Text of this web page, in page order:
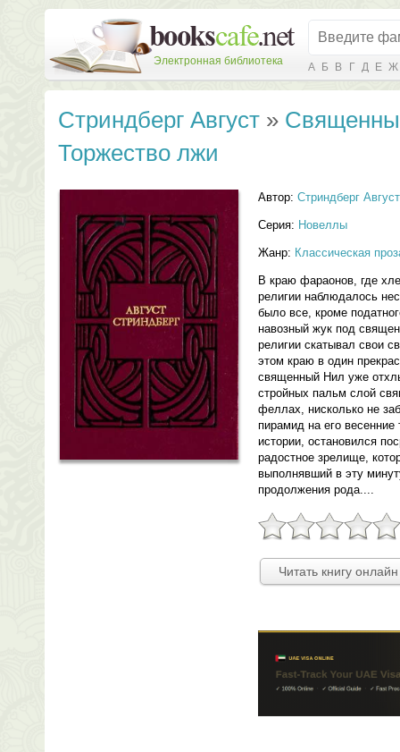
Электронная библиотека А Б В Г Д Е Ж
Стриндберг Август »
Торжество лжи
Автор: Стриндберг Август
Серия: Новеллы
Жанр: Классическая
В краю фараонов, где
религии наблюдалось
было все, кроме
навозный жук под
религии скатывал свои
этом краю в один
священный Нил уже
стройных пальм слой
феллах, нисколько не
пирамид на его весенние
истории, остановился
радостное зрелище,
выполнявший в эту
продолжения рода....
Читать книгу